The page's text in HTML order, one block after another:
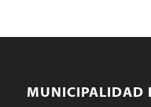
MUNICIPALIDAD